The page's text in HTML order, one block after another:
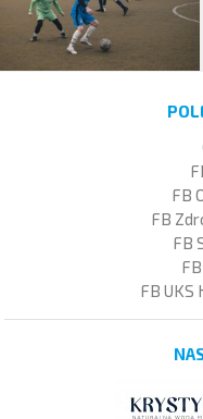
FB
FB
FB
FB UKS